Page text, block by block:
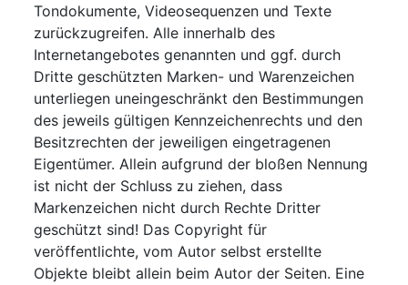
Tondokumente, Videosequenzen und Texte
zurückzugreifen. Alle innerhalb des
Internetangebotes genannten und ggf. durch
Dritte geschützten Marken- und Warenzeichen
unterliegen uneingeschränkt den Bestimmungen
des jeweils gültigen Kennzeichenrechts und den
Besitzrechten der jeweiligen eingetragenen
Eigentümer. Allein aufgrund der bloßen Nennung
ist nicht der Schluss zu ziehen, dass
Markenzeichen nicht durch Rechte Dritter
geschützt sind! Das Copyright für
veröffentlichte, vom Autor selbst erstellte
Objekte bleibt allein beim Autor der Seiten. Eine